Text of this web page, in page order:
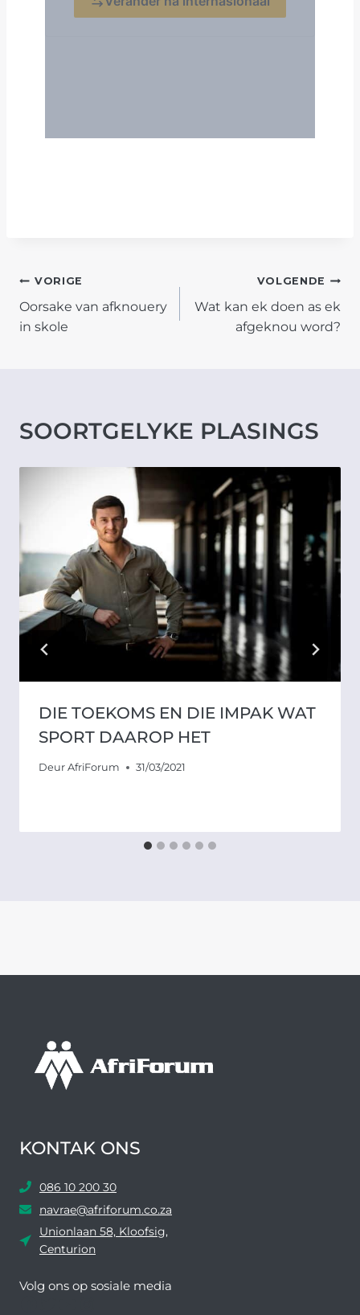
POST
NAVIGATION
VORIGE
Oorsake van afknouery
in skole
VOLGENDE
Wat kan ek doen as ek
afgeknou word?
SOORTGELYKE PLASINGS
DIE TOEKOMS EN DIE IMPAK WAT
SPORT DAAROP HET
Deur AfriForum 31/03/2021
KONTAK ONS
086 10 200 30
navrae@afriforum.co.za
Unionlaan 58, Kloofsig,
Centurion
Volg ons ​​op sosiale media